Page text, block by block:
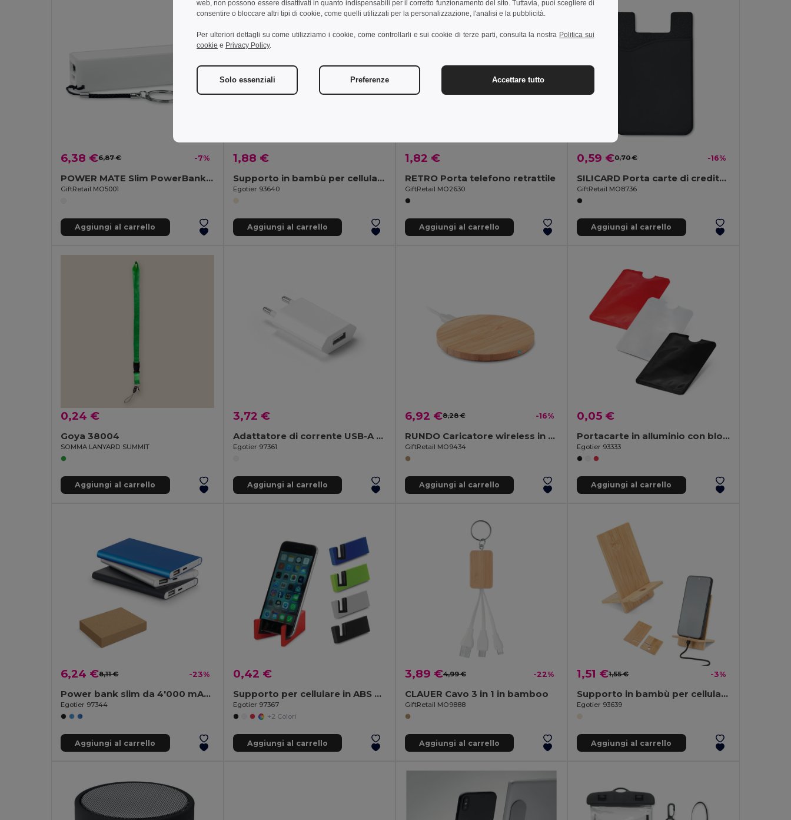
6,38 €6,87 € -7%
POWER MATE Slim PowerBank 2200 mAh -22
GiftRetail MO5001
Aggiungi al carrello
1,88 €
Supporto in bambù per cellulare
Egotier 93640
Aggiungi al carrello
1,82 €
RETRO Porta telefono retrattile
GiftRetail MO2630
Aggiungi al carrello
0,59 €0,70 € -16%
SILICARD Porta carte di credito in sili
GiftRetail MO8736
Aggiungi al carrello
0,24 €
Goya 38004
SOMMA LANYARD SUMMIT
Aggiungi al carrello
3,72 €
Adattatore di corrente USB-A 5W in ABS riciclato (100% rABS)
Egotier 97361
Aggiungi al carrello
6,92 €8,28 € -16%
RUNDO Caricatore wireless in bamboo MO9434-
GiftRetail MO9434
Aggiungi al carrello
0,05 €
Portacarte in alluminio con blocco RFID
Egotier 93333
Aggiungi al carrello
6,24 €8,11 € -23%
Power bank slim da 4'000 mAh in alluminio riciclato (100% rAL) e ABS riciclato (100% rABS)
Egotier 97344
Aggiungi al carrello
0,42 €
Supporto per cellulare in ABS e TPR
Egotier 97367
+2 Colori
Aggiungi al carrello
3,89 €4,99 € -22%
CLAUER Cavo 3 in 1 in bamboo
GiftRetail MO9888
Aggiungi al carrello
1,51 €1,55 € -3%
Supporto in bambù per cellulare, composto da 2 parti smontabili
Egotier 93639
Aggiungi al carrello
web, non possono essere disattivati in quanto indispensabili per il corretto funzionamento del sito. Tuttavia, puoi scegliere di
consentire o bloccare altri tipi di cookie, come quelli utilizzati per la personalizzazione, l'analisi e la pubblicità.
Per ulteriori dettagli su come utilizziamo i cookie, come controllarli e sui cookie di terze parti, consulta la nostra Politica sui
cookie e Privacy Policy.
Solo essenziali Preferenze Accettare tutto